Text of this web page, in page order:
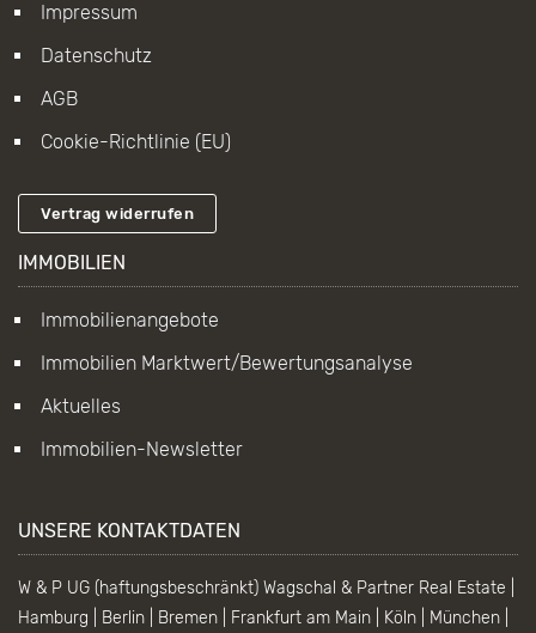
Impressum
Datenschutz
AGB
Cookie-Richtlinie (EU)
Vertrag widerrufen
IMMOBILIEN
Immobilienangebote
Immobilien Marktwert/Bewertungsanalyse
Aktuelles
Immobilien-Newsletter
UNSERE KONTAKTDATEN
W & P UG (haftungsbeschränkt) Wagschal & Partner Real Estate |
Hamburg | Berlin | Bremen | Frankfurt am Main | Köln | München |